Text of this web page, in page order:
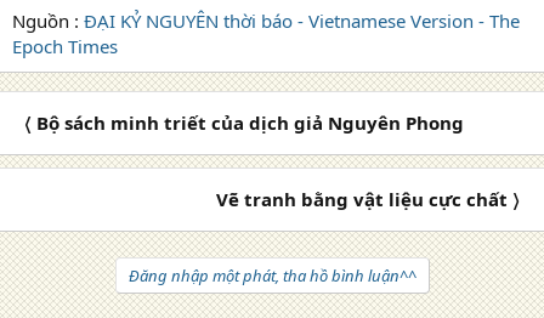
Nguồn : ĐẠI KỶ NGUYÊN thời báo - Vietnamese Version - The
Epoch Times
〈 Bộ sách minh triết của dịch giả Nguyên Phong
Vẽ tranh bằng vật liệu cực chất 〉
Đăng nhập một phát, tha hồ bình luận^^